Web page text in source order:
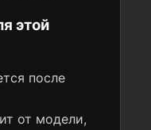
этой
после
от модели,